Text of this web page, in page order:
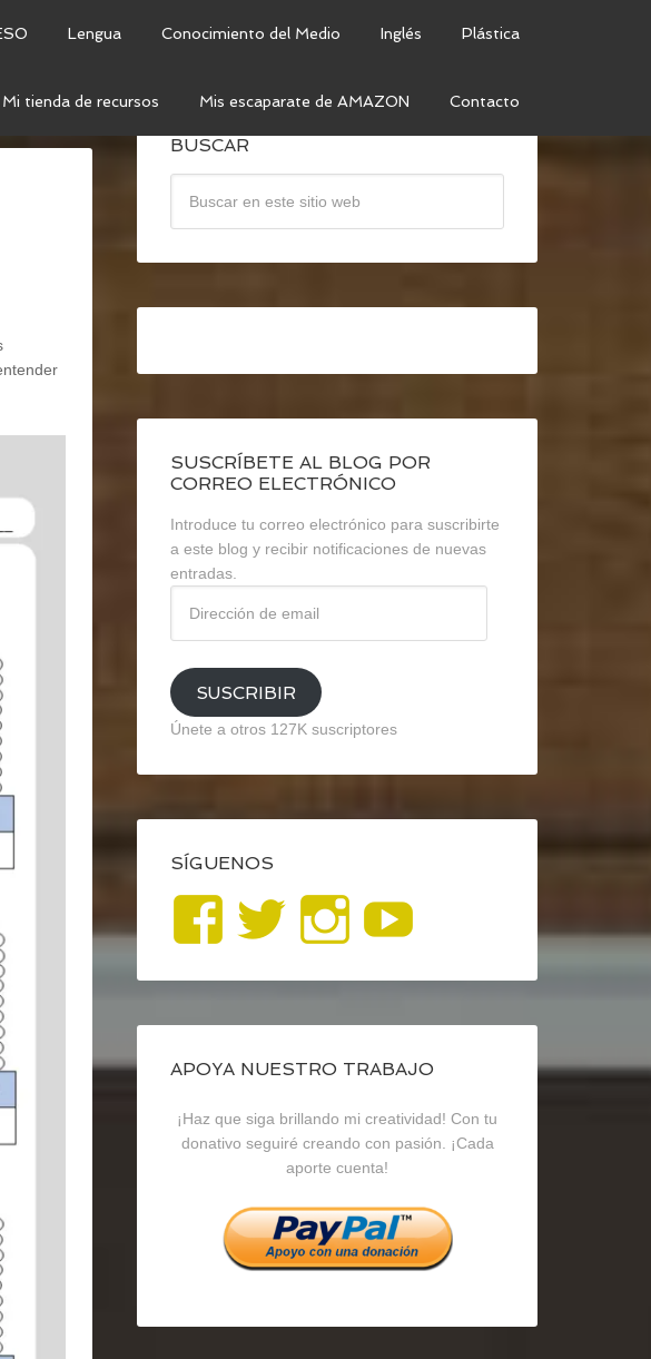
Lengua Conocimiento del Medio Inglés Plástica
Mi tienda de recursos Mis escaparate de AMAZON Contacto
BUSCAR
SUSCRÍBETE AL BLOG POR
CORREO ELECTRÓNICO
Introduce tu correo electrónico para suscribirte
a este blog y recibir notificaciones de nuevas
entradas.
email
SUSCRIBIR
Únete a otros 127K suscriptores
SÍGUENOS
Ver
perfil
de
blogrecursosep
en
Facebook
Ver
perfil
de
recursosep
en
Twitter
Ver
perfil
de
recursosep
en
Instagram
YouTube
APOYA NUESTRO TRABAJO
¡Haz que siga brillando mi creatividad! Con tu
donativo seguiré creando con pasión. ¡Cada
aporte cuenta!